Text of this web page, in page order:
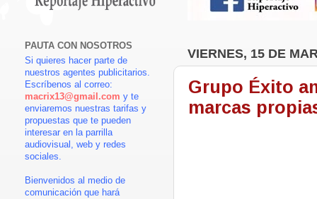
VIERNES, 15 DE
Grupo Éxito
marcas
PAUTA CON NOSOTROS
Si quieres hacer parte de
nuestros agentes publicitarios.
Escríbenos al correo:
macrix13@gmail.com y te
enviaremos nuestras tarifas y
propuestas que te pueden
interesar en la parrilla
audiovisual, web y redes
sociales.
Bienvenidos al medio de
comunicación que hará